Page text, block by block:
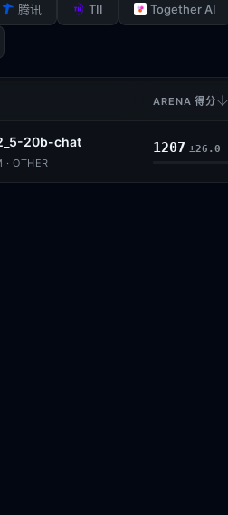
腾讯 TII Together AI
ARENA 得分
20b-chat
· OTHER
1207 ±26.0